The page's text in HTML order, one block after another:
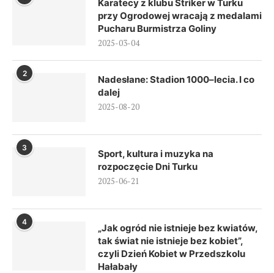
Karatecy z klubu Striker w Turku
przy Ogrodowej wracają z medalami
Pucharu Burmistrza Goliny
2025-03-04
2
Nadesłane: Stadion 1000–lecia. I co
dalej
2025-08-20
3
Sport, kultura i muzyka na
rozpoczęcie Dni Turku
2025-06-21
4
„Jak ogród nie istnieje bez kwiatów,
tak świat nie istnieje bez kobiet”,
czyli Dzień Kobiet w Przedszkolu
Hałabały